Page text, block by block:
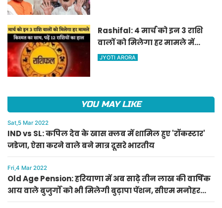
Rashifal: 4 मार्च को इन 3 राशि
वालों को मिलेगा हर मामले में
किस्मत का साथ, पढ़ें 12 राशियों का
JYOTI ARORA
YOU MAY LIKE
Sat,5 Mar 2022
IND vs SL: कपिल देव के खास क्लब में शामिल हुए 'रॉकस्टार'
जडेजा, ऐसा करने वाले बने मात्र दूसरे भारतीय
Fri,4 Mar 2022
Old Age Pension: हरियाणा में अब साढ़े तीन लाख की वार्षिक
आय वाले बुजुर्गों को भी मिलेगी बुढ़ापा पेंशन, सीएम मनोहर
लाल का ऐलान